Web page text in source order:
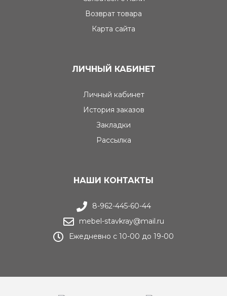
Возврат товара
Карта сайта
ЛИЧНЫЙ КАБИНЕТ
Личный кабинет
История заказов
Закладки
Рассылка
НАШИ КОНТАКТЫ
8-962-445-60-44
mebel-stavkray@mail.ru
Ежедневно с 10-00 до 19-00